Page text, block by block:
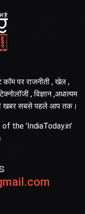
पर राजनीती , खेल ,
, विज्ञान ,अधात्यम
खबर सबसे पहले आप तक।
the 'IndiaToday.in'